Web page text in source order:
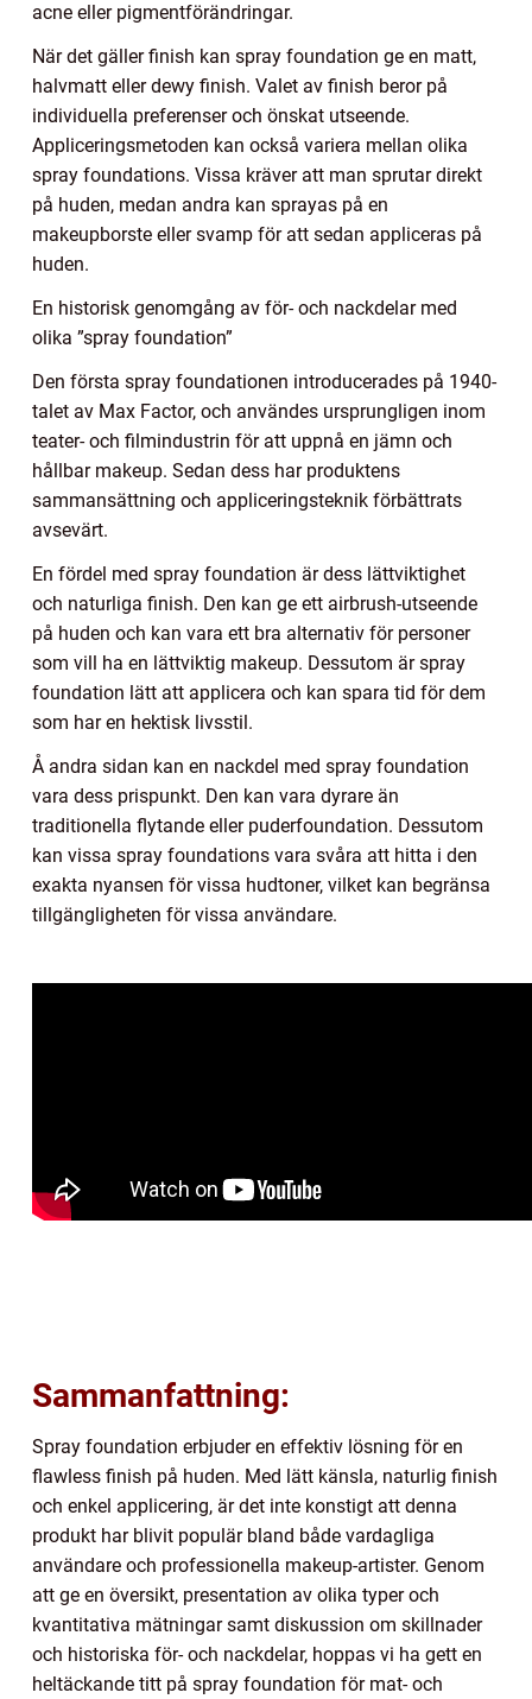
acne eller pigmentförändringar.
När det gäller finish kan spray foundation ge en matt,
halvmatt eller dewy finish. Valet av finish beror på
individuella preferenser och önskat utseende.
Appliceringsmetoden kan också variera mellan olika
spray foundations. Vissa kräver att man sprutar direkt
på huden, medan andra kan sprayas på en
makeupborste eller svamp för att sedan appliceras på
huden.
En historisk genomgång av för- och nackdelar med
olika ”spray foundation”
Den första spray foundationen introducerades på 1940-
talet av Max Factor, och användes ursprungligen inom
teater- och filmindustrin för att uppnå en jämn och
hållbar makeup. Sedan dess har produktens
sammansättning och appliceringsteknik förbättrats
avsevärt.
En fördel med spray foundation är dess lättviktighet
och naturliga finish. Den kan ge ett airbrush-utseende
på huden och kan vara ett bra alternativ för personer
som vill ha en lättviktig makeup. Dessutom är spray
foundation lätt att applicera och kan spara tid för dem
som har en hektisk livsstil.
Å andra sidan kan en nackdel med spray foundation
vara dess prispunkt. Den kan vara dyrare än
traditionella flytande eller puderfoundation. Dessutom
kan vissa spray foundations vara svåra att hitta i den
exakta nyansen för vissa hudtoner, vilket kan begränsa
tillgängligheten för vissa användare.
Sammanfattning:
Spray foundation erbjuder en effektiv lösning för en
flawless finish på huden. Med lätt känsla, naturlig finish
och enkel applicering, är det inte konstigt att denna
produkt har blivit populär bland både vardagliga
användare och professionella makeup-artister. Genom
att ge en översikt, presentation av olika typer och
kvantitativa mätningar samt diskussion om skillnader
och historiska för- och nackdelar, hoppas vi ha gett en
heltäckande titt på spray foundation för mat- och